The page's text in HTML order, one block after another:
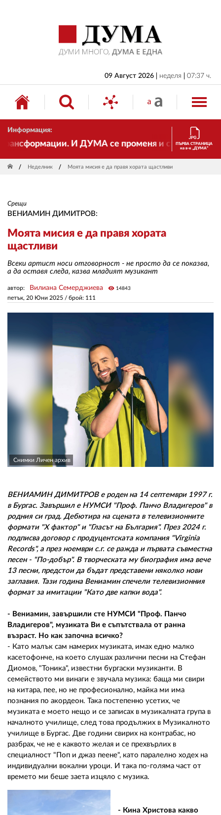
09 Август 2026 неделя 07:37 ч.
Информация:
И ДУМА се променя и става
ПЪРВА СТРАНИЦА
на в-к „ДУМА“
Неделник Моята мисия е да правя хората щастливи
Снимки Личен архив
Срещи
ВЕНИАМИН ДИМИТРОВ:
Моята мисия е да правя хората
щастливи
Всеки артист носи отговорност - не просто да се показва,
а да оставя следа, казва младият музикант
петък, 20 Юни 2025 / брой: 111
автор: Вилиана Семерджиева visibility 14843
ВЕНИАМИН ДИМИТРОВ е роден на 14 септември 1997 г.
в Бургас. Завършил е НУМСИ "Проф. Панчо Владигеров" в
родния си град. Дебютира на сцената в телевизионните
формати "X фактор" и "Гласът на България". През 2024 г.
подписва договор с продуцентската компания "Virginia
Records", а през ноември с.г. се ражда и първата съвместна
песен - "По-добър". В творческата му биография има вече
13 песни, предстои да бъдат представени няколко нови
заглавия. Тази година Вениамин спечели телевизионния
формат за имитации "Като две капки вода".
- Вениамин, завършили сте НУМСИ "Проф. Панчо
Владигеров", музиката Ви е съпътствала от ранна
възраст. Но как започна всичко?
- Като малък сам намерих музиката, имах едно малко
касетофонче, на което слушах различни песни на Стефан
Диомов, "Тоника", известни бургаски музиканти. В
семейството ми винаги е звучала музика: баща ми свири
на китара, пее, но не професионално, майка ми има
познания по акордеон. Така постепенно усетих, че
музиката е моето нещо и се записах в музикалната група в
началното училище, след това продължих в Музикалното
училище в Бургас. Две години свирих на контрабас, но
разбрах, че не е каквото желая и се прехвърлих в
специалност "Поп и джаз пеене", като паралелно ходех на
индивидуални вокални уроци. И така по-голяма част от
времето ми беше заета изцяло с музика.
- Кина Христова какво
БЪЛГАРИЯ
ИКОНОМИКА
ИЗБОРИ
СВЯТ
ДРУГИ
АВТОРИ
РЕДАКЦИЯ
АБОНАМЕНТ
УСЛОВИЯ ЗА ПОЛЗВАНЕ
ПОЛИТИКА ЗА БИСКВИТКИТЕ
ПОЛИТИКАТА ЗА
ПОВЕРИТЕЛНОСТ
02 975 20 35